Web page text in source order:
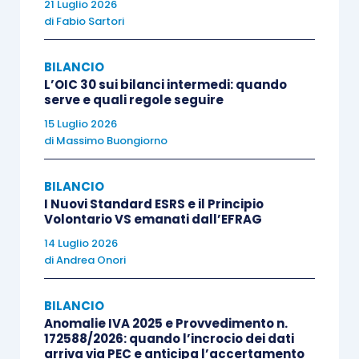
organo di controllo e revisore,
Questa disposizione sembra in
quella generalista delle cooperative
prevede la nomina del collegio sindacale. Si
potrebbe, pertanto, concludere che, nelle
superamento dei limiti,
comma 2, cod. civ., siano obbligatorientrambi
tipi di controllo
sulla gestione
disgiuntamente, ad unorgano a composizione
monocratica
giunte entrambe le Direttive del Ministero
dell’11.4.2023 e dell’11.5.2023. E in realtà, alla
21 Luglio 2026
di Fabio Sartori
BILANCIO
L’OIC 30 sui bilanci intermedi: quando
serve e quali regole seguire
15 Luglio 2026
di Massimo Buongiorno
BILANCIO
I Nuovi Standard ESRS e il Principio
Volontario VS emanati dall’EFRAG
14 Luglio 2026
diAndrea Onori
BILANCIO
Anomalie IVA 2025 e Provvedimento n.
172588/2026: quando l’incrocio dei dati
arriva via PEC e anticipa l’accertamento